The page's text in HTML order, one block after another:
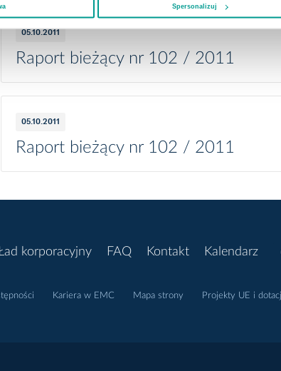
Spersonalizuj
05.10.2011
Raport bieżący nr 102 / 2011
05.10.2011
Raport bieżący nr 102 / 2011
korporacyjny FAQ Kontakt Kalendarz
Kariera w EMC Mapa strony Projekty UE i